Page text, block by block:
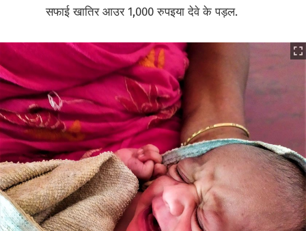
सफाई खातिर आउर 1,000 रुपइया देवे के पड़ल.